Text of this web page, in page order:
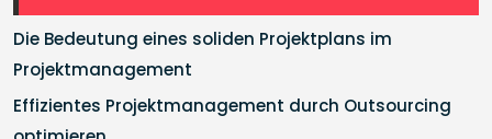
Die Bedeutung eines soliden Projektplans im
Projektmanagement
Effizientes Projektmanagement durch Outsourcing